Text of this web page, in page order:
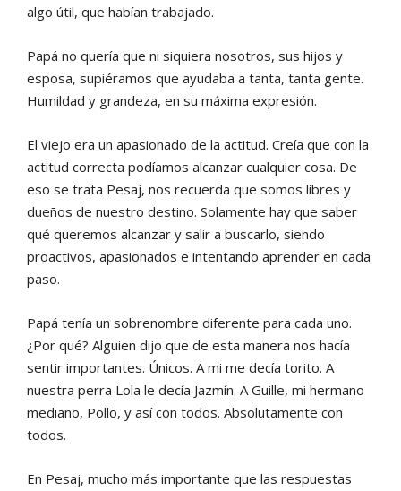
algo útil, que habían trabajado.
Papá no quería que ni siquiera nosotros, sus hijos y
esposa, supiéramos que ayudaba a tanta, tanta gente.
Humildad y grandeza, en su máxima expresión.
El viejo era un apasionado de la actitud. Creía que con la
actitud correcta podíamos alcanzar cualquier cosa. De
eso se trata Pesaj, nos recuerda que somos libres y
dueños de nuestro destino. Solamente hay que saber
qué queremos alcanzar y salir a buscarlo, siendo
proactivos, apasionados e intentando aprender en cada
paso.
Papá tenía un sobrenombre diferente para cada uno.
¿Por qué? Alguien dijo que de esta manera nos hacía
sentir importantes. Únicos. A mi me decía torito. A
nuestra perra Lola le decía Jazmín. A Guille, mi hermano
mediano, Pollo, y así con todos. Absolutamente con
todos.
En Pesaj, mucho más importante que las respuestas